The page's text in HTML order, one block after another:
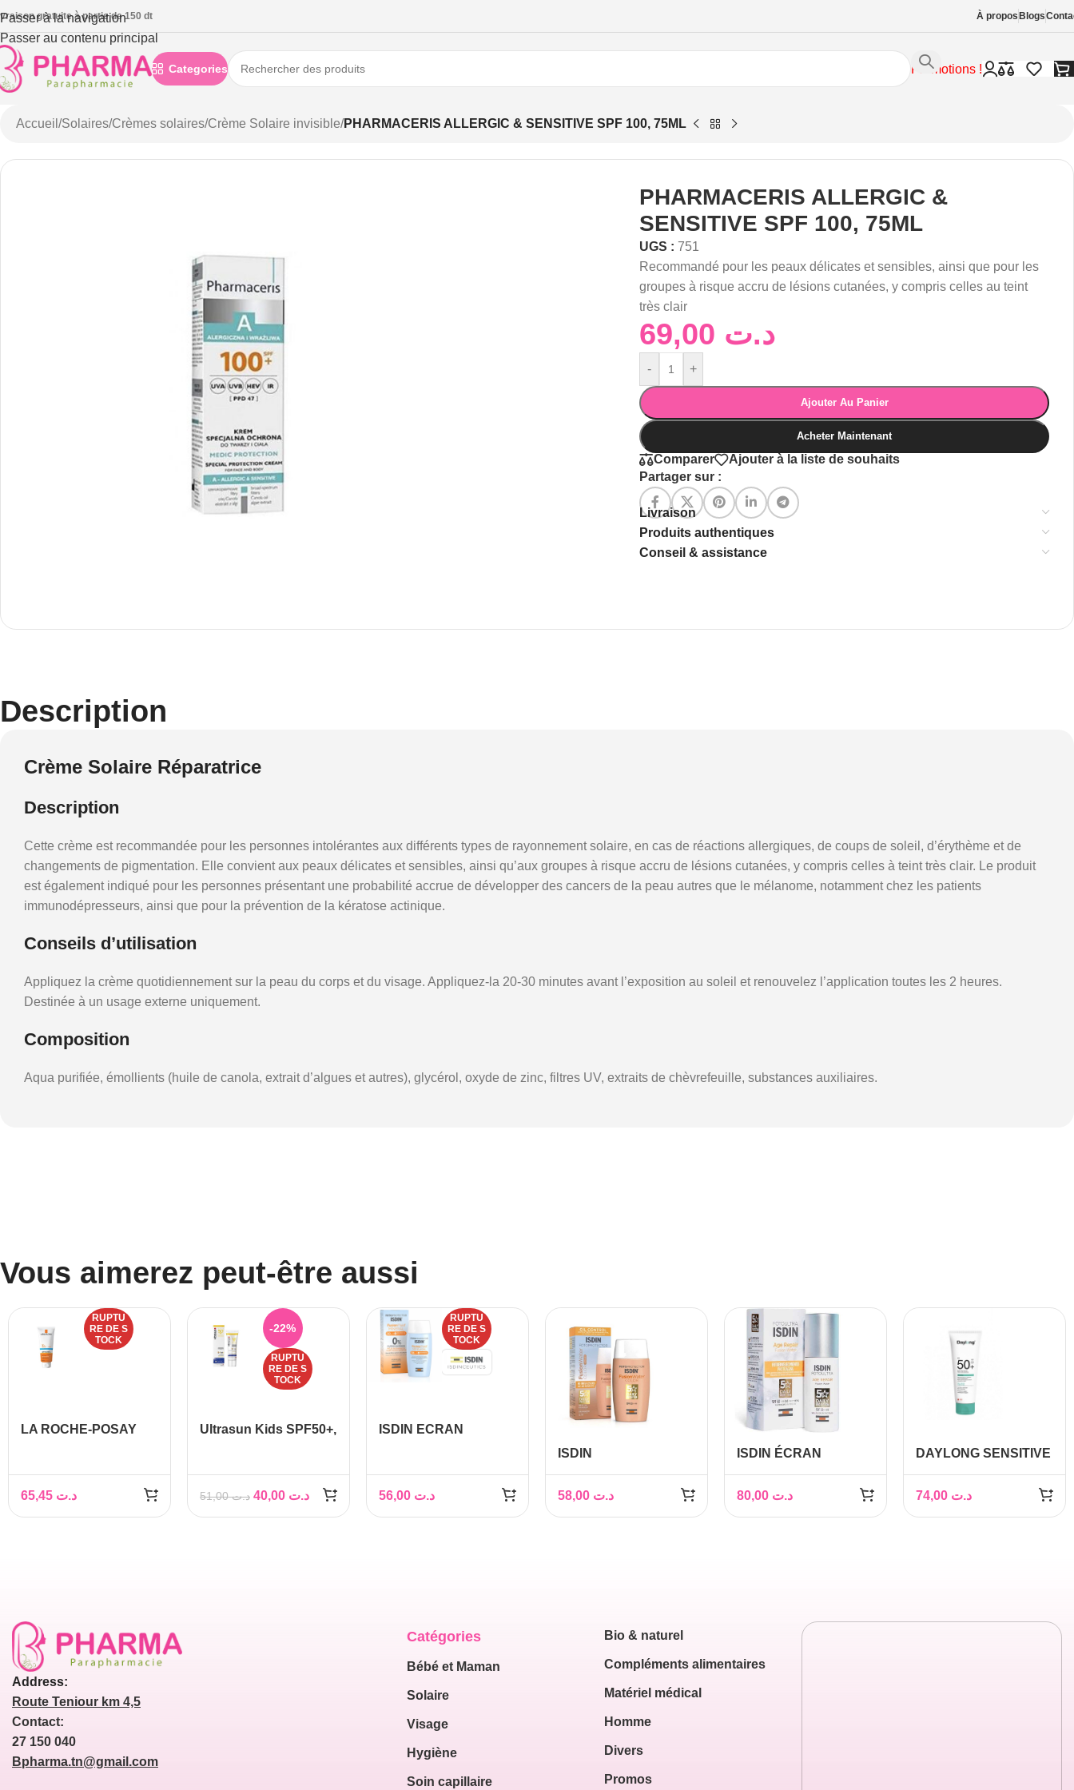
Passer à la navigation
Passer au contenu principal
gratuite à partie de 150 dt À propos Blogs
Categories Promotions !
Accueil /Solaires/Crèmes solaires/Crème Solaire invisible/PHARMACERIS ALLERGIC & SENSITIVE SPF 100, 75ML
PHARMACERIS ALLERGIC &
SENSITIVE SPF 100, 75ML
UGS :751
Recommandé pour les peaux délicates et sensibles, ainsi que pour les
groupes à risque accru de lésions cutanées, y compris celles au teint
très clair
د.ت
- +
Ajouter Au Panier
Acheter Maintenant
Comparer
Ajouter à la liste de souhaits
Partager sur :
Livraison
Produits authentiques
Conseil & assistance
Description
Crème Solaire Réparatrice
Description
Cette crème est recommandée pour les personnes intolérantes aux différents types de rayonnement solaire, en cas de réactions allergiques, de coups de soleil, d’érythème et de
changements de pigmentation. Elle convient aux peaux délicates et sensibles, ainsi qu’aux groupes à risque accru de lésions cutanées, y compris celles à teint très clair. Le produit
est également indiqué pour les personnes présentant une probabilité accrue de développer des cancers de la peau autres que le mélanome, notamment chez les patients
immunodépresseurs, ainsi que pour la prévention de la kératose actinique.
Conseils d’utilisation
Appliquez la crème quotidiennement sur la peau du corps et du visage. Appliquez-la 20-30 minutes avant l’exposition au soleil et renouvelez l’application toutes les 2 heures.
Destinée à un usage externe uniquement.
Composition
Aqua purifiée, émollients (huile de canola, extrait d’algues et autres), glycérol, oxyde de zinc, filtres UV, extraits de chèvrefeuille, substances auxiliaires.
Vous aimerez peut-être aussi
RUPTU
RE DE S
TOCK
LA ROCHE-POSAY
د.ت
-22%
RUPTU
RE DE S
TOCK
Ultrasun Kids SPF50+,
د.ت51,00 د.ت
RUPTU
RE DE S
TOCK
ISDIN ECRAN
د.ت
ISDIN
ECRAN SOLAIRE
FUSION WATER
د.ت
ISDIN ÉCRAN
REPAIR TRIPLE
ACTION SPF 50+ 50
د.ت
DAYLONG SENSITIVE
100ML
د.ت
Address:
Route Teniour km 4,5
Contact:
27 150 040
Bpharma.tn@gmail.com
Catégories
Bébé et Maman
Solaire
Visage
Hygiène
Soin capillaire
Bio & naturel
Compléments alimentaires
Matériel médical
Homme
Divers
Promos